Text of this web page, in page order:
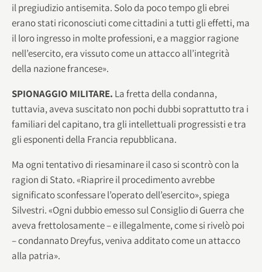
il pregiudizio antisemita. Solo da poco tempo gli ebrei
erano stati riconosciuti come cittadini a tutti gli effetti, ma
il loro ingresso in molte professioni, e a maggior ragione
nell’esercito, era vissuto come un attacco all’integrità
della nazione francese».
SPIONAGGIO MILITARE. La fretta della condanna,
tuttavia, aveva suscitato non pochi dubbi soprattutto tra i
familiari del capitano, tra gli intellettuali progressisti e tra
gli esponenti della Francia repubblicana.
Ma ogni tentativo di riesaminare il caso si scontrò con la
ragion di Stato. «Riaprire il procedimento avrebbe
significato sconfessare l’operato dell’esercito», spiega
Silvestri. «Ogni dubbio emesso sul Consiglio di Guerra che
aveva frettolosamente – e illegalmente, come si rivelò poi
– condannato Dreyfus, veniva additato come un attacco
alla patria».